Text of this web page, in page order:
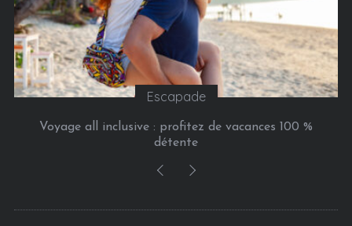
Escapade
Voyage all inclusive : profitez de vacances 100 %
détente